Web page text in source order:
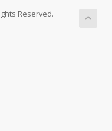
Reserved.